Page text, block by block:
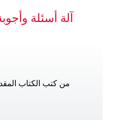
آلة أسئلة
من كتب الكتاب